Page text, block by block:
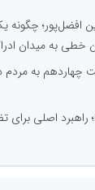
افضل‌پور؛ چگونه
خطی به میدان
چهاردهم به
راهبرد اصلی برای